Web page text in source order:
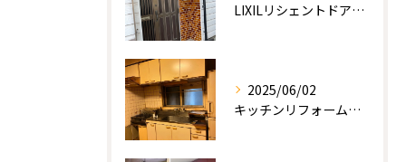
LIXILリシェントドアの入れ替え
2025/06/02
キッチンリフォーム工事